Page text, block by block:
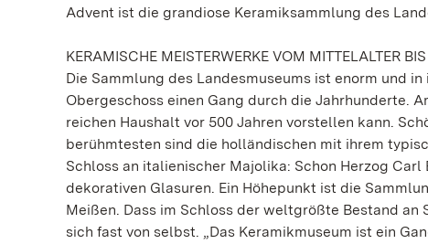
Advent ist die grandiose Keramiksammlung des
KERAMISCHE MEISTERWERKE VOM MITTELALTER
Die Sammlung des Landesmuseums ist enorm und
Obergeschoss einen Gang durch die Jahrhunderte.
reichen Haushalt vor 500 Jahren vorstellen kann.
berühmtesten sind die holländischen mit ihrem
Schloss an italienischer Majolika: Schon Herzog
dekorativen Glasuren. Ein Höhepunkt ist die
Meißen. Dass im Schloss der weltgrößte Bestand
sich fast von selbst. „Das Keramikmuseum ist ein